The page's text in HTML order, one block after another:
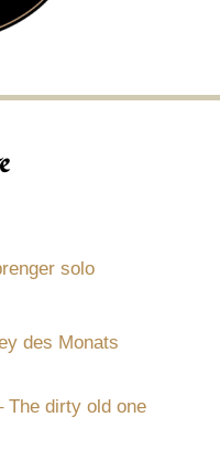
solo
des Monats
The dirty old one